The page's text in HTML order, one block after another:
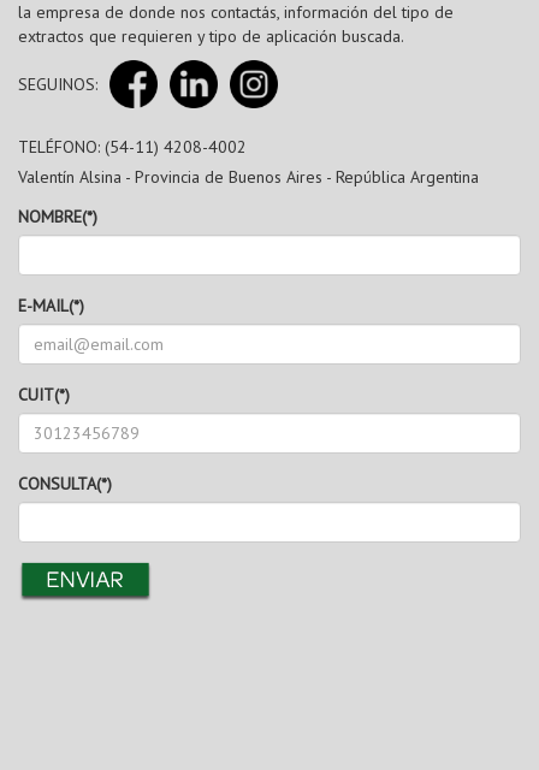
la empresa de donde nos contactás, información del tipo de
extractos que requieren y tipo de aplicación buscada.
SEGUINOS:
TELÉFONO: (54-11) 4208-4002
Valentín Alsina - Provincia de Buenos Aires - República Argentina
NOMBRE(*)
E-MAIL(*)
CUIT(*)
CONSULTA(*)